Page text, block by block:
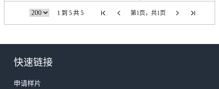
1 到 5 共 5 第1页，共1页
快速链接
申请样片